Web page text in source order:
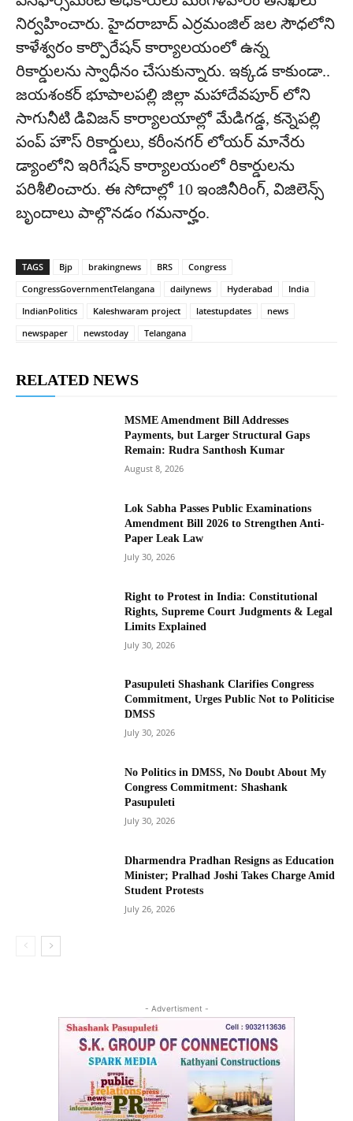
నిర్వహించారు. హైదరాబాద్ ఎర్రమంజిల్‌ జల సౌధలోని
కాళేశ్వరం కార్పొరేషన్‌ కార్యాలయంలో ఉన్న
రికార్డులను స్వాధీనం చేసుకున్నారు. ఇక్కడ కాకుండా..
జయశంకర్‌ భూపాలపల్లి జిల్లా మహాదేవపూర్ లోని
సాగునీటి డివిజన్‌ కార్యాలయాల్లో మేడిగడ్డ, కన్నెపల్లి
పంప్‌ హౌస్‌ రికార్డులు, కరీంనగర్‌ లోయర్ మానేరు
డ్యాంలోని ఇరిగేషన్‌ కార్యాలయంలో రికార్డులను
పరిశీలించారు. ఈ సోదాల్లో 10 ఇంజినీరింగ్‌, విజిలెన్స్‌
బృందాలు పాల్గొనడం గమనార్హం.
TAGS Bjp brakingnews BRS
Congress
CongressGovernmentTelangana
dailynews Hyderabad
India
IndianPolitics
Kaleshwaram project latestupdates
news
newspaper
newstoday Telangana
RELATED NEWS
MSME Amendment Bill Addresses
Payments, but Larger Structural Gaps
Remain: Rudra Santhosh Kumar
August 8, 2026
Lok Sabha Passes Public Examinations
Amendment Bill 2026 to Strengthen Anti-
Paper Leak Law
July 30, 2026
Right to Protest in India: Constitutional
Rights, Supreme Court Judgments & Legal
Limits Explained
July 30, 2026
Pasupuleti Shashank Clarifies Congress
Commitment, Urges Public Not to Politicise
DMSS
July 30, 2026
No Politics in DMSS, No Doubt About My
Congress Commitment: Shashank
Pasupuleti
July 30, 2026
Dharmendra Pradhan Resigns as Education
Minister; Pralhad Joshi Takes Charge Amid
Student Protests
July 26, 2026
- Advertisment -